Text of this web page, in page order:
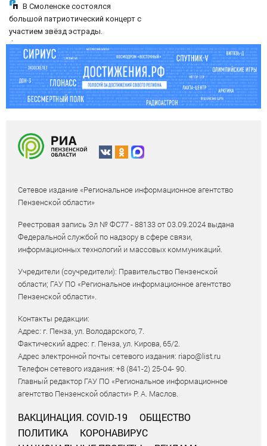
В Смоленске состоялся
большой патриотический концерт с
участием звёзд эстрады.
Фоторепортаж «РП»
Сетевое издание «Региональное информационное агентство
Пензенской области»
Реестровая запись Эл № ФС77 - 88133 от 03.09.2024 выдана
Федеральной службой по надзору в сфере связи,
информационных технологий и массовых коммуникаций.
Учредители (соучредители): Правительство Пензенской
области; ГАУ ПО «Региональное информационное агентство
Пензенской области».
Контакты редакции:
Адрес: г. Пенза, ул. Володарского, 7.
Фактический адрес: г. Пенза, ул. Кирова, 65/2.
Адрес электронной почты сетевого издания: riapo@list.ru
Телефон сетевого издания: +8 (841-2) 25-04- 90.
Главный редактор ГАУ ПО «Региональное информационное
агентство Пензенской области» Р. А. Маслов.
ВАКЦИНАЦИЯ. COVID-19
ОБЩЕСТВО
ПОЛИТИКА
КОРОНАВИРУС